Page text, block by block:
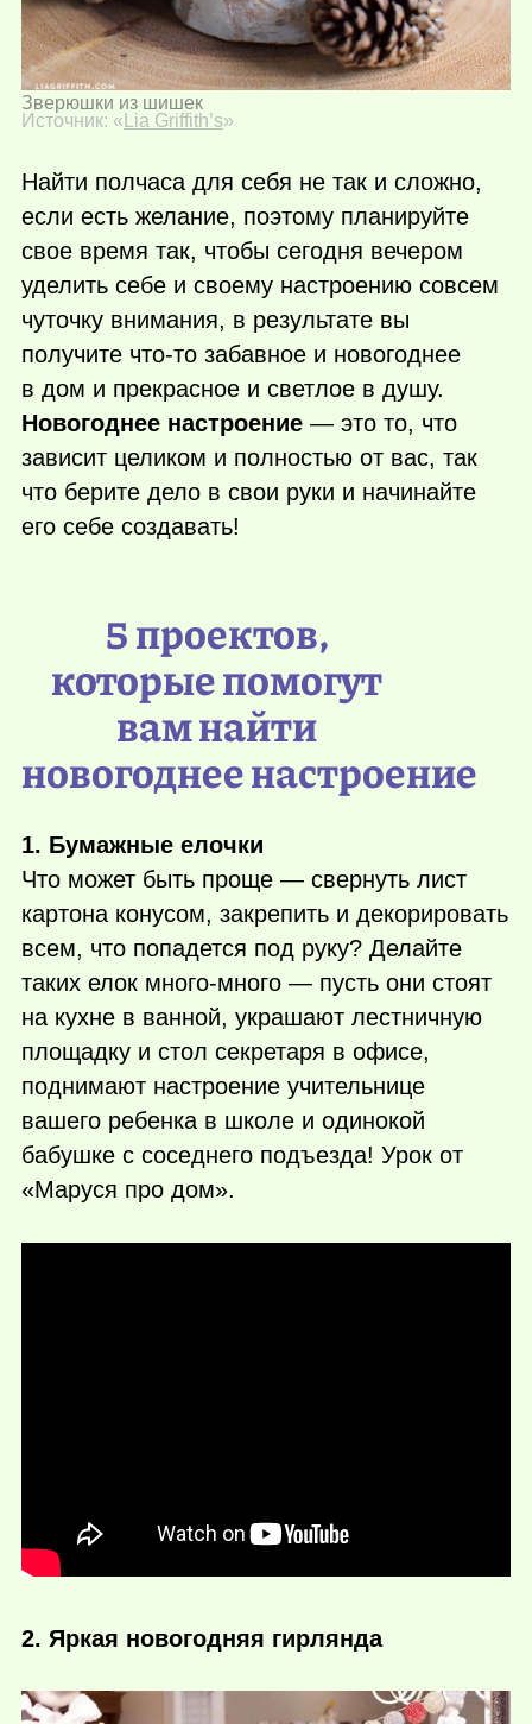
Зверюшки из шишек
Источник: « Lia Griffith’s»
Найти полчаса для себя не так и сложно,
если есть желание, поэтому планируйте
свое время так, чтобы сегодня вечером
уделить себе и своему настроению совсем
чуточку внимания, в результате вы
получите что-то забавное и новогоднее
в дом и прекрасное и светлое в душу.
Новогоднее настроение — это то, что
зависит целиком и полностью от вас, так
что берите дело в свои руки и начинайте
его себе создавать!
5 проектов,
которые помогут
вам найти
новогоднее настроение
1. Бумажные елочки
Что может быть проще — свернуть лист
картона конусом, закрепить и декорировать
всем, что попадется под руку? Делайте
таких елок много-много — пусть они стоят
на кухне в ванной, украшают лестничную
площадку и стол секретаря в офисе,
поднимают настроение учительнице
вашего ребенка в школе и одинокой
бабушке с соседнего подъезда! Урок от
«Маруся про дом».
2. Яркая новогодняя гирлянда